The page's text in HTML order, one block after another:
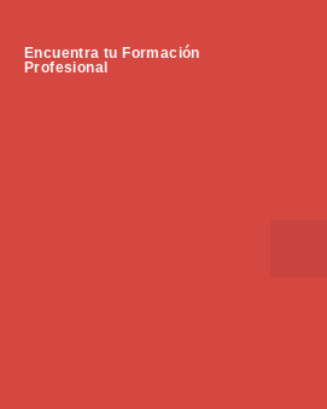
Encuentra tu Formación
Profesional